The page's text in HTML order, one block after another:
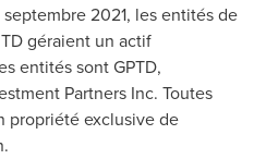
2021, les entités de
géraient un actif
entités sont GPTD,
Partners Inc. Toutes
propriété exclusive de